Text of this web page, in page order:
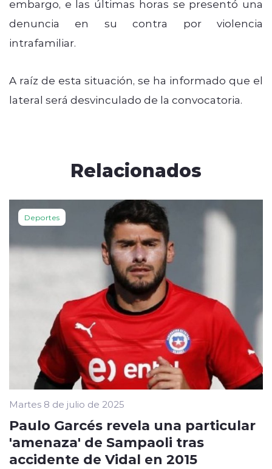
embargo, e las últimas horas se presentó una
denuncia en su contra por violencia
intrafamiliar.
A raíz de esta situación, se ha informado que el
lateral será desvinculado de la convocatoria.
Relacionados
Deportes
Martes 8 de julio de 2025
Paulo Garcés revela una particular
'amenaza' de Sampaoli tras
accidente de Vidal en 2015